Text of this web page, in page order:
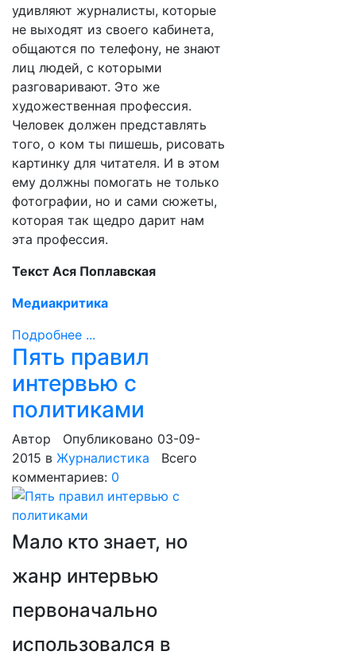
удивляют журналисты, которые
не выходят из своего кабинета,
общаются по телефону, не знают
лиц людей, с которыми
разговаривают. Это же
художественная профессия.
Человек должен представлять
того, о ком ты пишешь, рисовать
картинку для читателя. И в этом
ему должны помогать не только
фотографии, но и сами сюжеты,
которая так щедро дарит нам
эта профессия.
Текст Ася Поплавская
Медиакритика
Подробнее ...
Пять правил
интервью с
политиками
Автор
Опубликовано 03-09-
2015 в Журналистика Всего
комментариев: 0
Мало кто знает, но
жанр интервью
первоначально
использовался в